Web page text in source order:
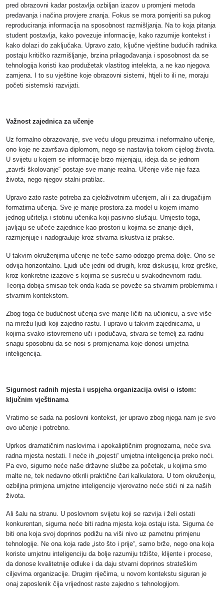
pred obrazovni kadar postavlja ozbiljan izazov u promjeni metoda
predavanja i načina provjere znanja. Fokus se mora pomjeriti sa pukog
reproduciranja informacija na sposobnost razmišljanja. Na to koja pitanja
student postavlja, kako povezuje informacije, kako razumije kontekst i
kako dolazi do zaključaka. Upravo zato, ključne vještine budućih radnika
postaju kritičko razmišljanje, brzina prilagođavanja i sposobnost da se
tehnologija koristi kao produžetak vlastitog intelekta, a ne kao njegova
zamjena. I to su vještine koje obrazovni sistemi, htjeli to ili ne, moraju
početi sistemski razvijati.
Važnost zajednica za učenje
Uz formalno obrazovanje, sve veću ulogu preuzima i neformalno učenje,
ono koje ne završava diplomom, nego se nastavlja tokom cijelog života.
U svijetu u kojem se informacije brzo mijenjaju, ideja da se jednom
„završi školovanje“ postaje sve manje realna. Učenje više nije faza
života, nego njegov stalni pratilac.
Upravo zato raste potreba za cjeloživotnim učenjem, ali i za drugačijim
formatima učenja. Sve je manje prostora za model u kojem imamo
jednog učitelja i stotinu učenika koji pasivno slušaju. Umjesto toga,
javljaju se učeće zajednice kao prostori u kojima se znanje dijeli,
razmjenjuje i nadograđuje kroz stvarna iskustva iz prakse.
U takvim okruženjima učenje ne teče samo odozgo prema dolje. Ono se
odvija horizontalno. Ljudi uče jedni od drugih, kroz diskusiju, kroz greške,
kroz konkretne izazove s kojima se susreću u svakodnevnom radu.
Teorija dobija smisao tek onda kada se poveže sa stvarnim problemima i
stvarnim kontekstom.
Zbog toga će budućnost učenja sve manje ličiti na učionicu, a sve više
na mrežu ljudi koji zajedno rastu. I upravo u takvim zajednicama, u
kojima svako istovremeno uči i podučava, stvara se temelj za radnu
snagu sposobnu da se nosi s promjenama koje donosi umjetna
inteligencija.
Sigurnost radnih mjesta i uspjeha organizacija ovisi o istom:
ključnim vještinama
Vratimo se sada na poslovni kontekst, jer upravo zbog njega nam je svo
ovo učenje i potrebno.
Uprkos dramatičnim naslovima i apokaliptičnim prognozama, neće sva
radna mjesta nestati. I neće ih „pojesti“ umjetna inteligencija preko noći.
Pa evo, sigurno neće naše državne službe za početak, u kojima smo
malte ne, tek nedavno otkrili praktične čari kalkulatora. U tom okruženju,
ozbiljna primjena umjetne inteligencije vjerovatno neće stići ni za naših
života.
Ali šalu na stranu. U poslovnom svijetu koji se razvija i želi ostati
konkurentan, sigurna neće biti radna mjesta koja ostaju ista. Sigurna će
biti ona koja svoj doprinos podižu na viši nivo uz pametnu primjenu
tehnologije. Ne ona koja rade „isto što i prije“, samo brže, nego ona koja
koriste umjetnu inteligenciju da bolje razumiju tržište, klijente i procese,
da donose kvalitetnije odluke i da daju stvarni doprinos strateškim
ciljevima organizacije. Drugim riječima, u novom kontekstu siguran je
onaj zaposlenik čija vrijednost raste zajedno s tehnologijom.